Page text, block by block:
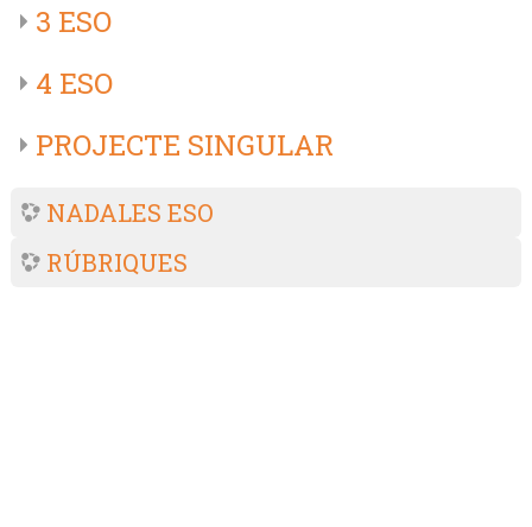
3 ESO
4 ESO
PROJECTE SINGULAR
NADALES ESO
RÚBRIQUES